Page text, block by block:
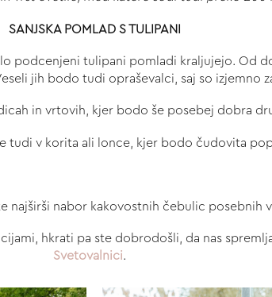
SANJSKA POMLAD S TULIPANI
podcenjeni tulipani pomladi kraljujejo. Od
jih bodo tudi opraševalci, saj so izjemno
in vrtovih, kjer bodo še posebej dobra
tudi v korita ali lonce, kjer bodo čudovita
najširši nabor kakovostnih čebulic posebnih
hkrati pa ste dobrodošli, da nas
Svetovalnici.